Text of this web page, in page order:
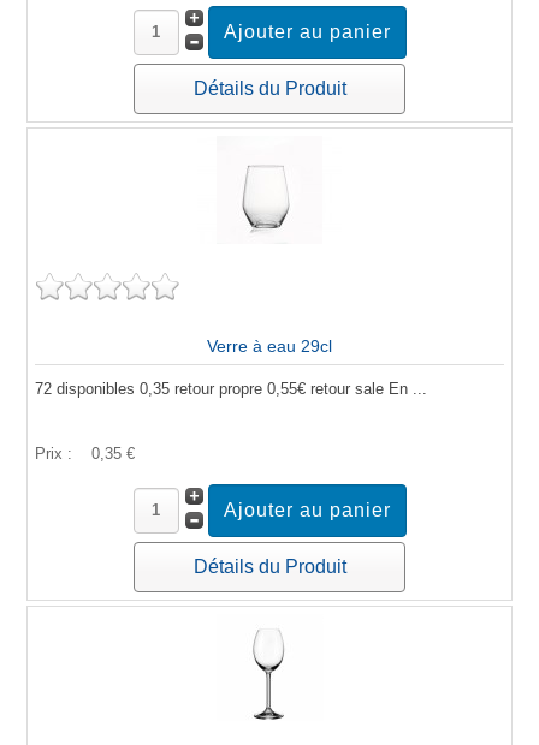
Détails du Produit
Verre à eau 29cl
72 disponibles 0,35 retour propre 0,55€ retour sale En ...
Prix : 0,35 €
Détails du Produit